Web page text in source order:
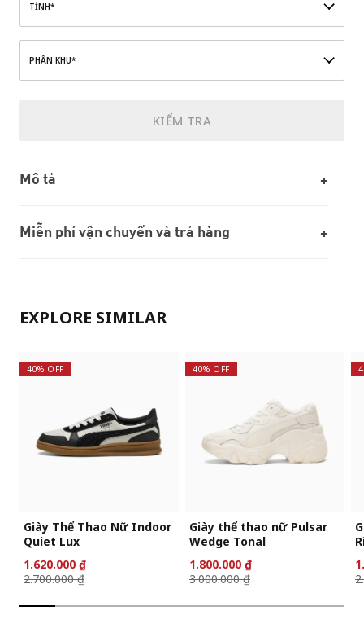
TỈNH*
PHÂN KHU*
KIỂM TRA
Mô tả
Miễn phí vận chuyển và trả hàng
EXPLORE SIMILAR
40% OFF
Giày Thể Thao Nữ Indoor
Quiet Lux
1.620.000 ₫
2.700.000 ₫
40% OFF
Giày thể thao nữ Pulsar
Wedge Tonal
1.800.000 ₫
3.000.000 ₫